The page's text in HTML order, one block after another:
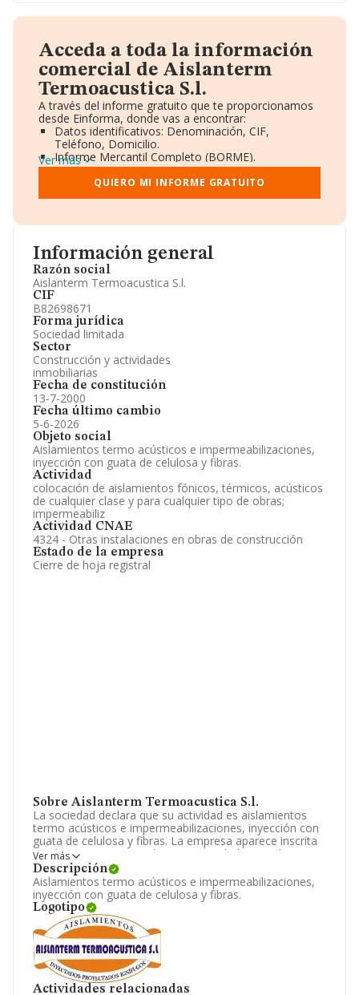
Información general
Razón social
Aislanterm Termoacustica S.l.
CIF
B82698671
Forma jurídica
Sociedad limitada
Sector
Construcción y actividades
inmobiliarias
Fecha de constitución
13-7-2000
Fecha último cambio
5-6-2026
Objeto social
Aislamientos termo acústicos e impermeabilizaciones,
inyección con guata de celulosa y fibras.
Actividad
colocación de aislamientos fónicos, térmicos, acústicos
de cualquier clase y para cualquier tipo de obras;
impermeabiliz
Actividad CNAE
4324 - Otras instalaciones en obras de construcción
Estado de la empresa
Cierre de hoja registral
Sobre Aislanterm Termoacustica S.l.
La sociedad declara que su actividad es aislamientos
termo acústicos e impermeabilizaciones, inyección con
guata de celulosa y fibras. La empresa aparece inscrita
en el Registro Mercantil como Sociedad Limitada. La
actividad de referencia CNAE corresponde a '%cnae%',
cuyo Código es 4324. La sociedad no tiene actividad en
mercados exteriores.
Ha contado con el mismo número de profesionales y
según los datos a disposición de INFORMA, ha tenido
un número de empleados por debajo de la media de
sector.
La sociedad española
Aislanterm Termoacustica
Ver más
Descripción
Aislamientos termo acústicos e impermeabilizaciones,
inyección con guata de celulosa y fibras.
Logotipo
Actividades relacionadas
Acceda a toda la información
comercial de Aislanterm
Termoacustica S.l.
A través del informe gratuito que te proporcionamos
desde Einforma, donde vas a encontrar:
Datos identificativos: Denominación, CIF,
Teléfono, Domicilio.
Informe Mercantil Completo (BORME).
Gráficos de Evolución Ventas y Empleados.
Consejo de Administración y Administradores.
Directivos y Ejecutivos.
Información oficial y registral complementaria.
Ver más
QUIERO MI INFORME GRATUITO